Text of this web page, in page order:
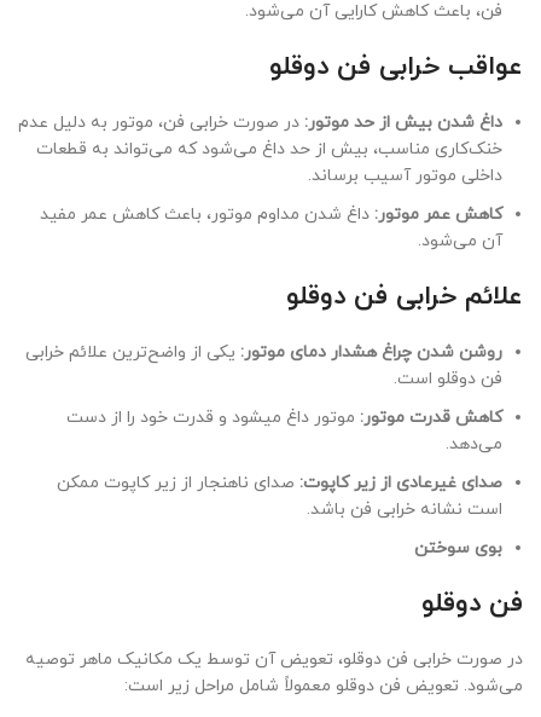
فن، باعث کاهش کارایی آن می‌شود.
عواقب خرابی فن دوقلو
داغ شدن بیش از حد موتور: در صورت خرابی فن، موتور به دلیل عدم
خنک‌کاری مناسب، بیش از حد داغ می‌شود که می‌تواند به قطعات
داخلی موتور آسیب برساند.
کاهش عمر موتور: داغ شدن مداوم موتور، باعث کاهش عمر مفید
آن می‌شود.
علائم خرابی فن دوقلو
روشن شدن چراغ هشدار دمای موتور: یکی از واضح‌ترین علائم خرابی
فن دوقلو است.
کاهش قدرت موتور: موتور داغ ميشود و قدرت خود را از دست
می‌دهد.
صدای غیرعادی از زیر کاپوت: صدای ناهنجار از زیر کاپوت ممکن
است نشانه خرابی فن باشد.
بوی سوختن
فن دوقلو
در صورت خرابی فن دوقلو، تعویض آن توسط یک مکانیک ماهر توصیه
می‌شود. تعویض فن دوقلو معمولاً شامل مراحل زیر است: